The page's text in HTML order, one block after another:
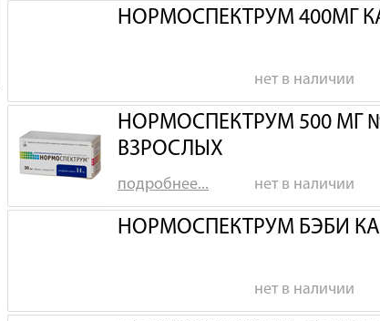
НОРМОСПЕКТРУМ 400МГ
нет в наличии
НОРМОСПЕКТРУМ 500 МГ
ВЗРОСЛЫХ
подробнее... нет в наличии
НОРМОСПЕКТРУМ БЭБИ
нет в наличии